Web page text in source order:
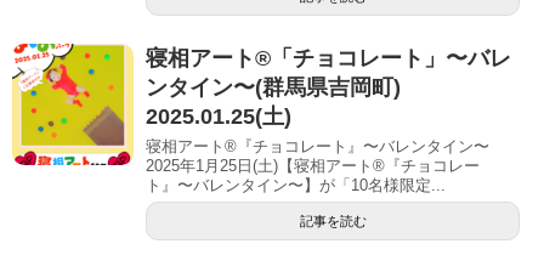
寝相アート®「チョコレート」〜バレ
ンタイン〜(群馬県吉岡町)
2025.01.25(土)
寝相アート®『チョコレート』〜バレンタイン〜
2025年1月25日(土)【寝相アート®︎『チョコレー
ト』〜バレンタイン〜】が「10名様限定...
記事を読む